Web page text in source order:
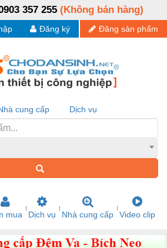
357 255 (Không bán hàng)
Đăng sản phẩm
Đăng ký
cung cấp Dịch vụ
mua Dịch vụ Nhà cung cấp Video clip